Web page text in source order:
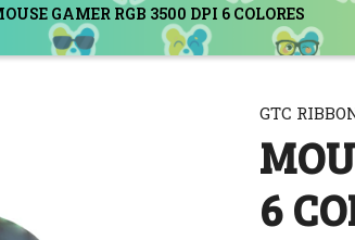
GAMER RGB 3500 DPI 6 COLORES
GTC
6